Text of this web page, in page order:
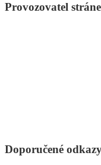
Provozovatel
Doporučené